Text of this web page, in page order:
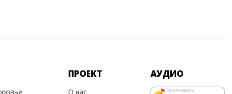
ПРОЕКТ
О нас
АУДИО